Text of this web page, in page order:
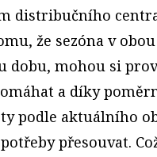
distribučního
že sezóna v
dobu, mohou si
a díky
podle aktuálního
přesouvat.